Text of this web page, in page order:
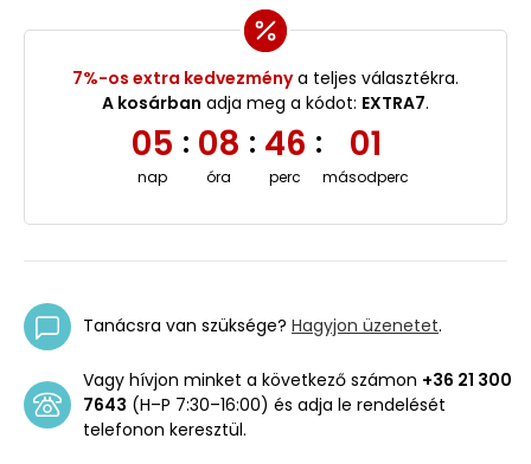
7%-os extra kedvezménya teljes választékra.
A kosárban adja meg a kódot: EXTRA7.
05
nap
: 08
óra
: 46
perc
: 01
másodperc
Tanácsra van szüksége? Hagyjon üzenetet.
Vagy hívjon minket a következő számon +36 21 300
7643 (H–P 7:30–16:00) és adja le rendelését
telefonon keresztül.